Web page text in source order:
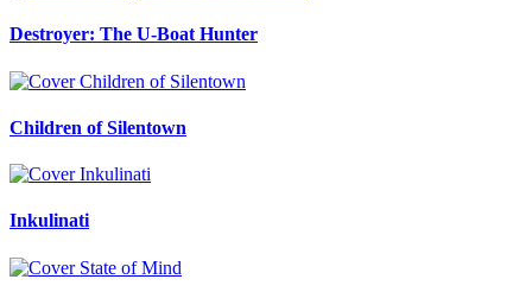
Destroyer: The U-Boat Hunter
Children of Silentown
Inkulinati